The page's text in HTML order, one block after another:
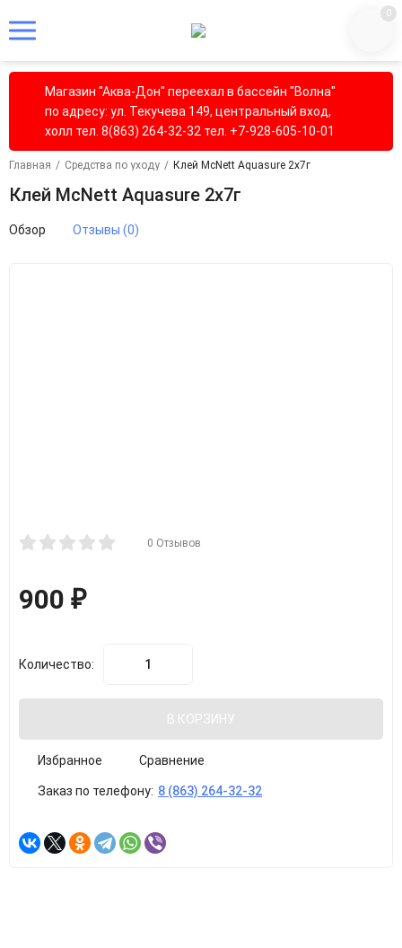
0
Магазин "Аква-Дон" переехал в бассейн "Волна"
по адресу: ул. Текучева 149, центральный вход,
холл тел. 8(863) 264-32-32 тел. +7-928-605-10-01
Главная / Средства по уходу / Клей McNett Aquasure 2х7г
Клей McNett Aquasure 2х7г
Обзор Отзывы (0)
0 Отзывов
900 ₽
Количество:
В КОРЗИНУ
Избранное Сравнение
Заказ по телефону: 8 (863) 264-32-32